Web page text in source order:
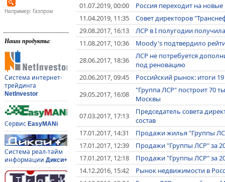
Например: Газпром
Наши продукты:
Система интернет-
трейдинга
NetInvestor
Сервис EasyMANi
Система реал-тайм
информации Дикси+
01.07.2019, 00:00
Россия переходит на
11.04.2019, 11:35
Совет директоров
29.08.2017, 16:13
ЛСР в I полугодии
11.08.2017, 10:36
Moody's подтвердило
28.06.2017, 18:36
ЛСР не потребуется
под реновацию
20.06.2017, 09:45
Российский рынок: итоги
29.05.2017, 16:08
"Группа ЛСР" построит 70
Москвы
07.03.2017, 17:13
Председатель совета
состав
17.01.2017, 14:31
Продажи жилья "Группы
17.01.2017, 12:39
Продажи "Группы ЛСР" за
17.01.2017, 12:18
Продажи "Группы ЛСР" за
14.12.2016, 15:42
Рынок недвижимости в